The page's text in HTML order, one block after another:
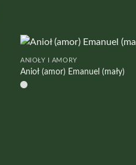
ANIOŁY I AMORY
Anioł (amor) Emanuel (mały)